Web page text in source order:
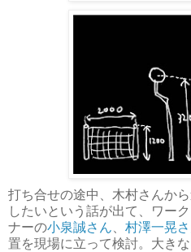
打ち合せの途中、木村さんか
したいという話が出て、ワー
ナーの小泉誠さん、 村澤一晃
置を現場に立って検討。大き